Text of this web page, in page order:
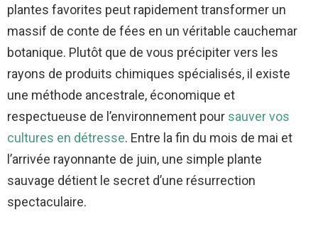
plantes favorites peut rapidement transformer un
massif de conte de fées en un véritable cauchemar
botanique. Plutôt que de vous précipiter vers les
rayons de produits chimiques spécialisés, il existe
une méthode ancestrale, économique et
respectueuse de l’environnement pour sauver vos
cultures en détresse. Entre la fin du mois de mai et
l’arrivée rayonnante de juin, une simple plante
sauvage détient le secret d’une résurrection
spectaculaire.